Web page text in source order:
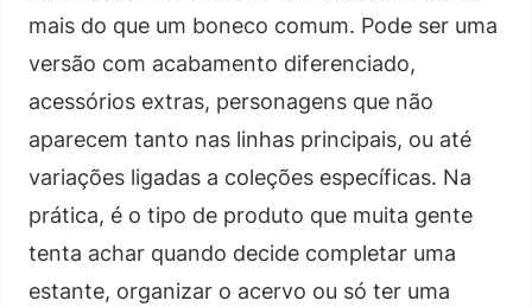
mais do que um boneco comum. Pode ser uma
versão com acabamento diferenciado,
acessórios extras, personagens que não
aparecem tanto nas linhas principais, ou até
variações ligadas a coleções específicas. Na
prática, é o tipo de produto que muita gente
tenta achar quando decide completar uma
estante, organizar o acervo ou só ter uma